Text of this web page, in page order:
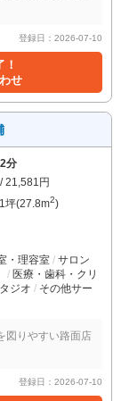
登録日：2026-07-10
せ
2分
/ 21,581円
坪(27.8m2)
・理容室
サロン
医療・歯科・クリ
ジオ
その他サー
図りやすい路面店
登録日：2026-07-10